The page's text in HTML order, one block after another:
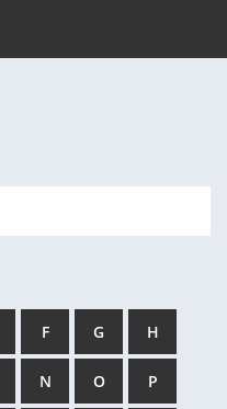
F G H
N O P